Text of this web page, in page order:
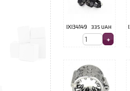
IXI34149 335 UAH